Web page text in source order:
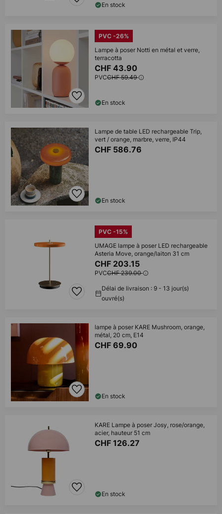
En stock
PVC -26%
Lampe à poser Notti en métal et verre,
terracotta
CHF 43.90
PVCCHF 59.49
En stock
Lampe de table LED rechargeable Trip,
vert / orange, marbre, verre, IP44
CHF 586.76
En stock
PVC -15%
UMAGE lampe à poser LED rechargeable
Asteria Move, orange/laiton 31 cm
CHF 203.15
PVCCHF 239.00
Délai de livraison : 9 - 13 jour(s)
ouvré(s)
lampe à poser KARE Mushroom, orange,
métal, 20 cm, E14
CHF 69.90
En stock
KARE Lampe à poser Josy, rose/orange,
acier, hauteur 51 cm
CHF 126.27
En stock